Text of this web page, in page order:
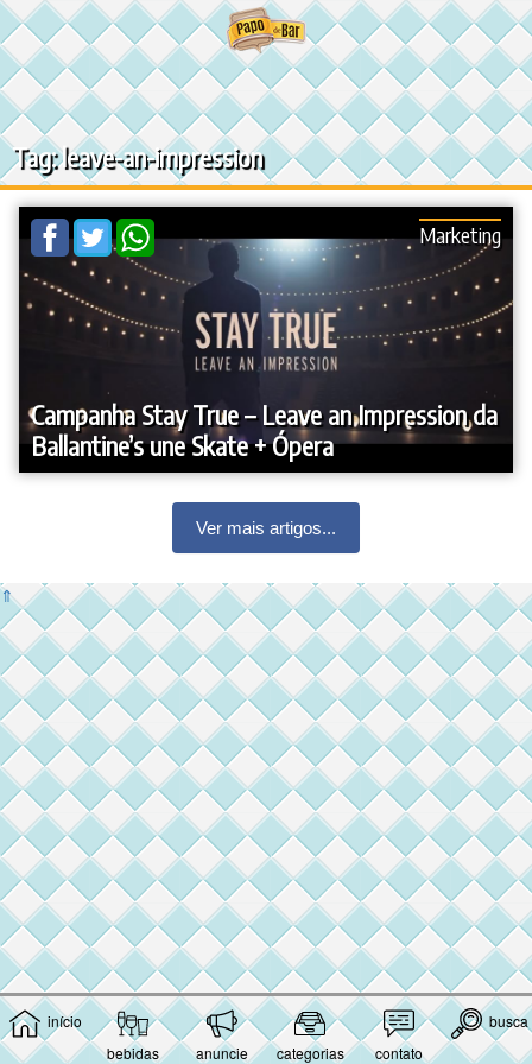
Ir
para
o
conteúdo
início
bebidas
anuncie categorias contato
busca
Tag: leave-an-impression
Campanha Stay True – Leave an Impression da
Ballantine’s une Skate + Ópera
Marketing
Ver mais artigos...
⇑